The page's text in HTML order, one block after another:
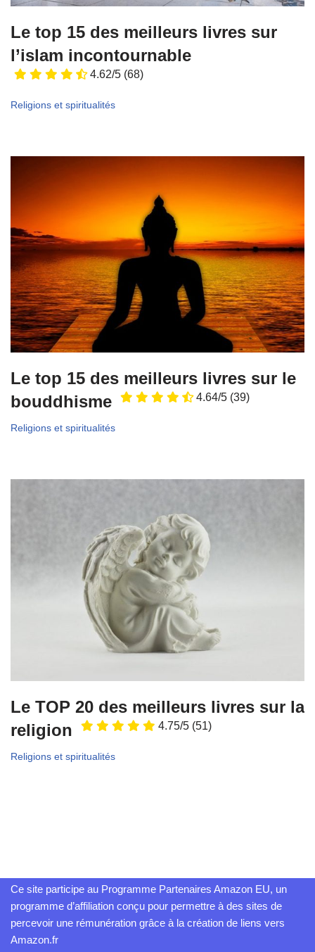
Le top 15 des meilleurs livres sur
l’islam incontournable
4.62/5 (68)
Religions et spiritualités
Le top 15 des meilleurs livres sur le
bouddhisme
4.64/5 (39)
Religions et spiritualités
Le TOP 20 des meilleurs livres sur la
religion
4.75/5 (51)
Religions et spiritualités
Ce site participe au Programme Partenaires Amazon EU, un
programme d’affiliation conçu pour permettre à des sites de
percevoir une rémunération grâce à la création de liens vers
Amazon.fr